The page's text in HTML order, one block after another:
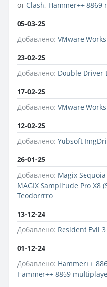
от Clash, Hammer++ 8869
05-03-25
Добавлено: VMware
23-02-25
Добавлено: Double Driver
17-02-25
Добавлено: VMware
12-02-25
Добавлено: Yubsoft
26-01-25
Добавлено: Magix
MAGIX Samplitude Pro X8
Teodorrrro
13-12-24
Добавлено: Resident Evil
01-12-24
Добавлено: Hammer++
Hammer++ 8869